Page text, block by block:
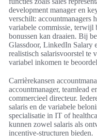
development manager en
verschilt: accountmanagers
variabele commissie, terwijl
bonussen kan draaien. Bij
Glassdoor, LinkedIn Salary
realistisch salarisvoorstel te
variabel inkomen te
Carrièrekansen
accountmanager, teamlead
commercieel directeur.
salaris en de variabele
specialisatie in IT of
kunnen zowel salaris als
incentive-structuren bieden.